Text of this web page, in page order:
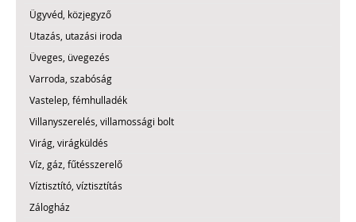
Ügyvéd, közjegyző
Utazás, utazási iroda
Üveges, üvegezés
Varroda, szabóság
Vastelep, fémhulladék
Villanyszerelés, villamossági bolt
Virág, virágküldés
Víz, gáz, fűtésszerelő
Víztisztító, víztisztítás
Zálogház